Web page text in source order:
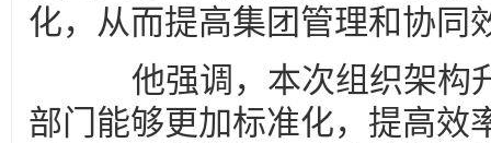
化，从而提高集团管理和协同
他强调，本次组织架构
部门能够更加标准化，提高效